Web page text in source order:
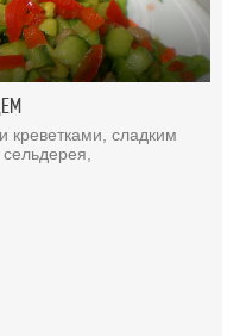
креветками, сладким